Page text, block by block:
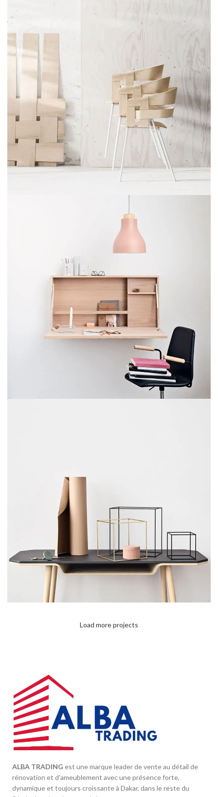
DECOR
ET VESTIBULUM QUIS A SUSPENDISSE
IMPERDIET MAURIS A NONTIN
KITCHEN
LEO UTEU ULLAMCORPER
Load more projects
ALBA TRADING est une marque leader de vente au détail de
rénovation et d'ameublement avec une présence forte,
dynamique et toujours croissante à Dakar, dans le reste du